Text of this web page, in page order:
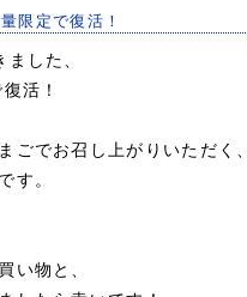
限定で復活！
した、
活！
ごでお召し上がりいただく、
す。
い物と、